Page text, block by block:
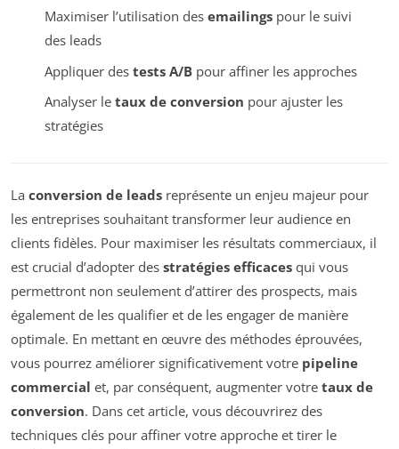
Maximiser l’utilisation des emailingspour le suivi
des leads
Appliquer des tests A/Bpour affiner les approches
Analyser le taux de conversion pour ajuster les
stratégies
La conversion de leads représente un enjeu majeur pour
les entreprises souhaitant transformer leur audience en
clients fidèles. Pour maximiser les résultats commerciaux, il
est crucial d’adopter des stratégies efficaces qui vous
permettront non seulement d’attirer des prospects, mais
également de les qualifier et de les engager de manière
optimale. En mettant en œuvre des méthodes éprouvées,
vous pourrez améliorer significativement votre pipeline
commercial et, par conséquent, augmenter votre taux de
conversion. Dans cet article, vous découvrirez des
techniques clés pour affiner votre approche et tirer le